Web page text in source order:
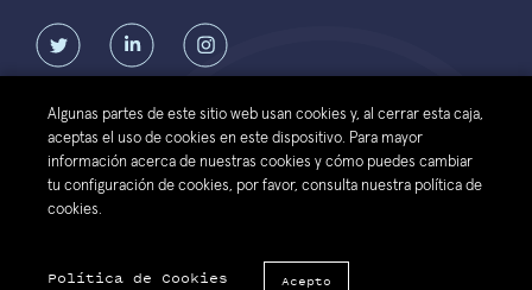
ContáctanosTérminos de
uso del sitio
web
Política de protección de datos
personales de la Fundación Luksic
Scholars
Algunas partes de este sitio web usan cookies y, al cerrar esta caja,
aceptas el uso de cookies en este dispositivo. Para mayor
información acerca de nuestras cookies y cómo puedes cambiar
tu configuración de cookies, por favor, consulta nuestra política de
cookies.
Política de Cookies Acepto